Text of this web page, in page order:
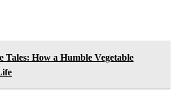
Tales: How a Humble Vegetable